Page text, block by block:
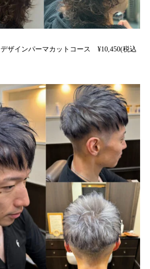
デザインパーマカットコース ¥10,450(税込